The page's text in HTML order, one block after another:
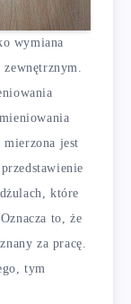
wymiana
jest
które
to, że
za pracę.
tym